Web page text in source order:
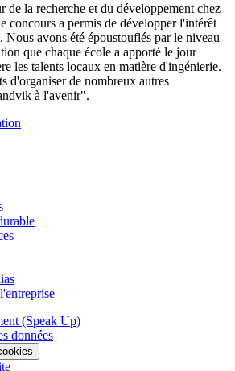
de la recherche et du développement chez
concours a permis de développer l'intérêt
avons été époustouflés par le niveau
que chaque école a apporté le jour
les talents locaux en matière d'ingénierie.
d'organiser de nombreux autres
à l'avenir".
(Speak Up)
données